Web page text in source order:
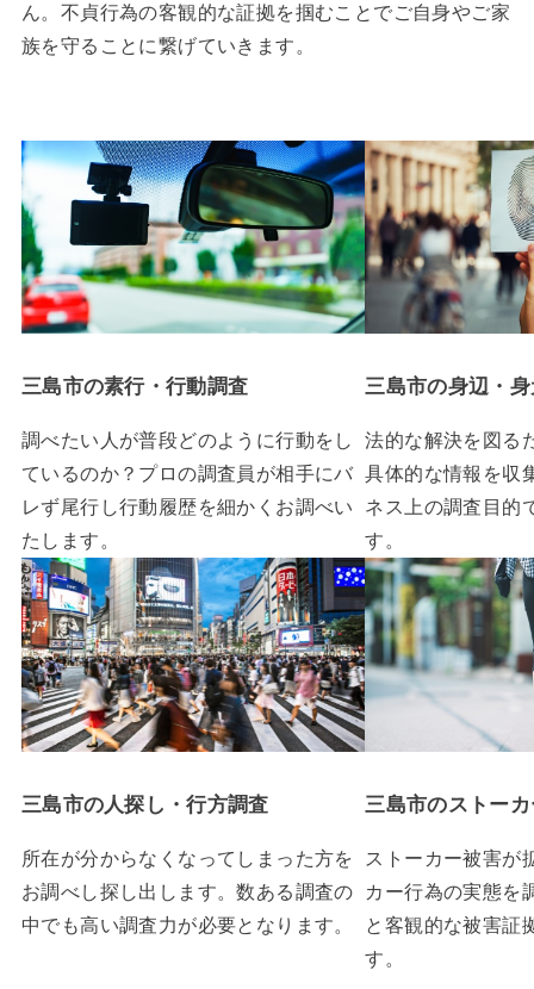
ん。不貞行為の客観的な証拠を掴むことでご自身やご家
族を守ることに繋げていきます。
三島市の素行・行動調査
調べたい人が普段どのように行動をし
ているのか？プロの調査員が相手にバ
レず尾行し行動履歴を細かくお調べい
たします。
三島市の身辺・
法的な解決を図る
具体的な情報を収
ネス上の調査目的
す。
三島市の人探し・行方調査
所在が分からなくなってしまった方を
お調べし探し出します。数ある調査の
中でも高い調査力が必要となります。
三島市のストー
ストーカー被害が
カー行為の実態を
と客観的な被害証
す。